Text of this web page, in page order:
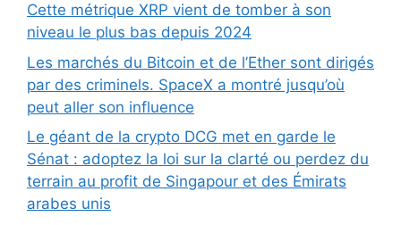
Cette métrique XRP vient de tomber à son
niveau le plus bas depuis 2024
Les marchés du Bitcoin et de l’Ether sont dirigés
par des criminels. SpaceX a montré jusqu’où
peut aller son influence
Le géant de la crypto DCG met en garde le
Sénat : adoptez la loi sur la clarté ou perdez du
terrain au profit de Singapour et des Émirats
arabes unis